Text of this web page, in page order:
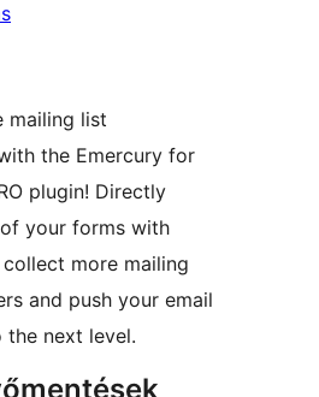
mailing list
the Emercury for
plugin! Directly
your forms with
more mailing
and push your email
the next level.